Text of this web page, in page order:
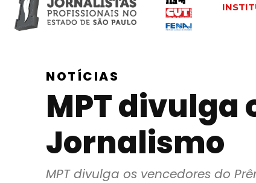
NOTÍCIAS
MPT divulga
Jornalismo
MPT divulga os vencedores do